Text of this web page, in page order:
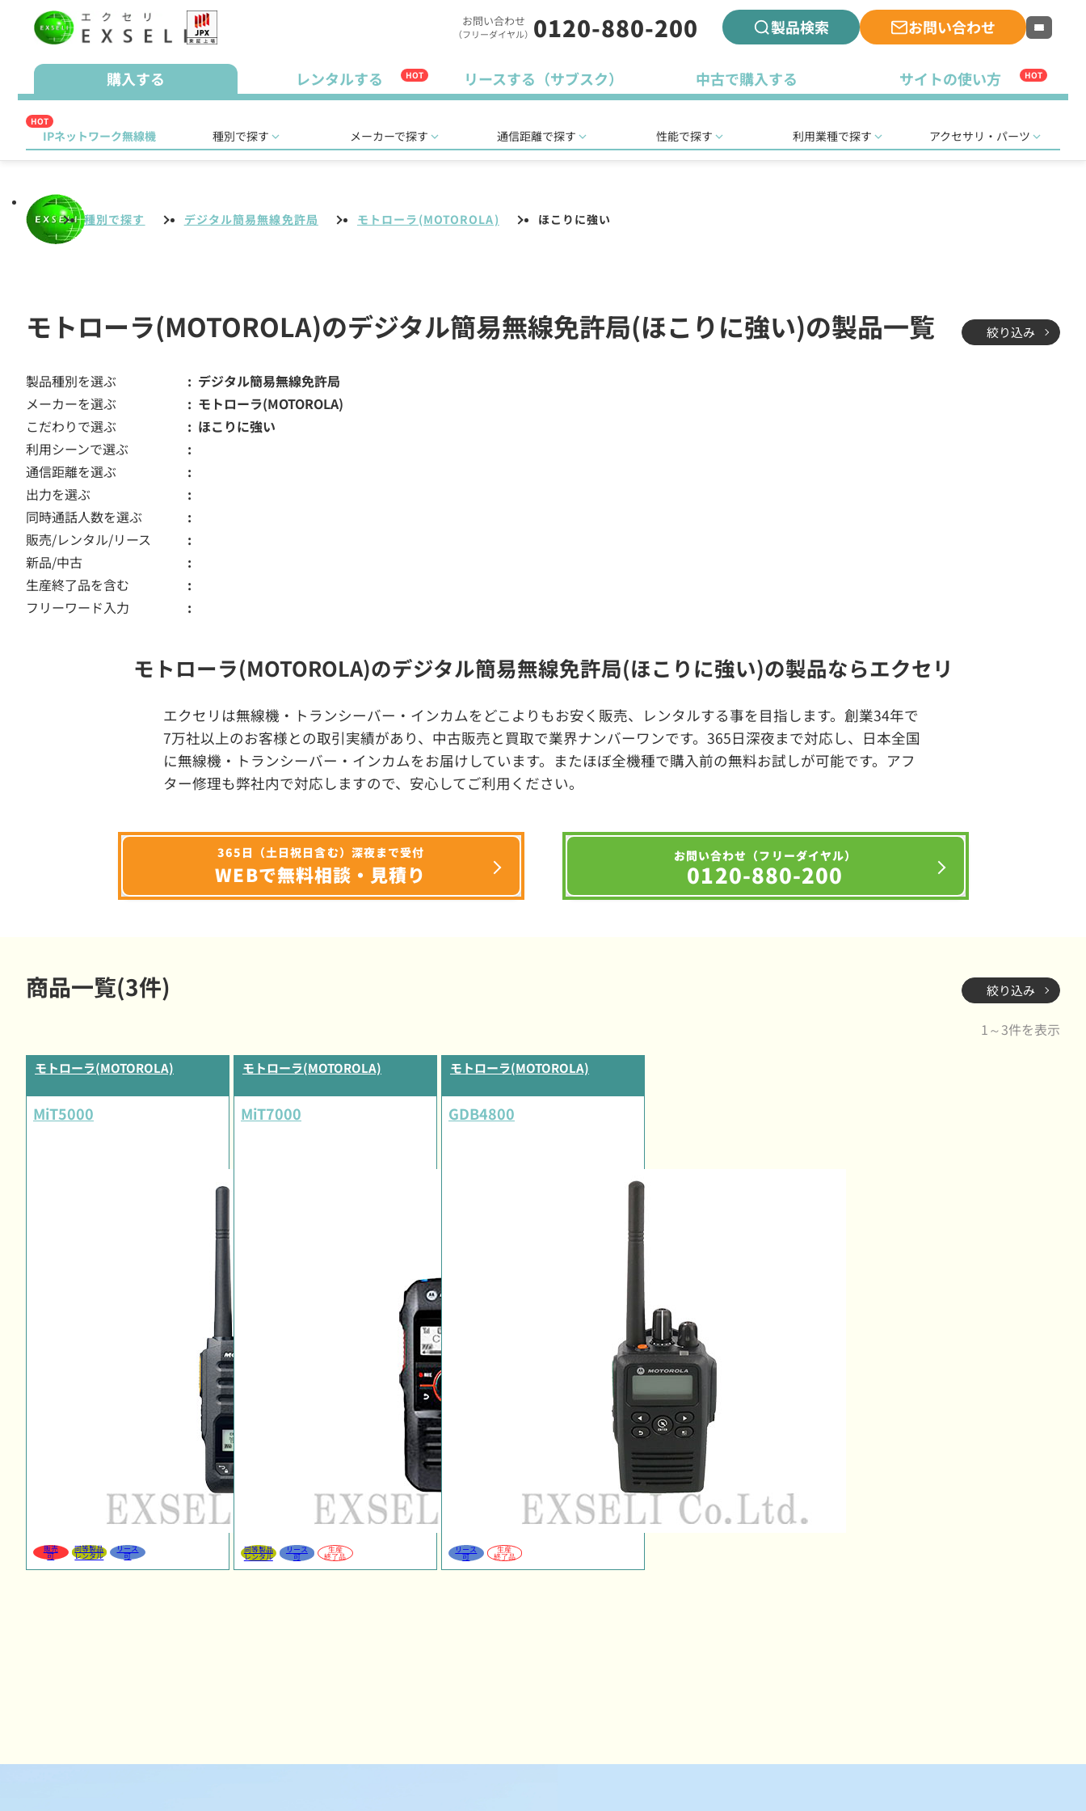
お問い合わせ
（フリーダイヤル） 0120-880-200 製品検索 お問い合わせ
購入する レンタルする HOT リースする（サブスク） 中古で購入する サイトの使い方 HOT
HOT
IPネットワーク無線機 種別で探す メーカーで探す 通信距離で探す 性能で探す 利用業種で探す アクセサリ・パーツ
種別で探す デジタル簡易無線免許局 モトローラ(MOTOROLA) ほこりに強い
モトローラ(MOTOROLA)のデジタル簡易無線免許局(ほこりに強い)の製品一覧 絞り込み
製品種別を選ぶ
デジタル簡易無線免許局
メーカーを選ぶ
モトローラ(MOTOROLA)
こだわりで選ぶ
ほこりに強い
利用シーンで選ぶ
通信距離を選ぶ
出力を選ぶ
同時通話人数を選ぶ
販売/レンタル/リース
新品/中古
生産終了品を含む
フリーワード入力
モトローラ(MOTOROLA)のデジタル簡易無線免許局(ほこりに強い)の製品ならエクセリ
エクセリは無線機・トランシーバー・インカムをどこよりもお安く販売、レンタルする事を目指します。創業34年で
7万社以上のお客様との取引実績があり、中古販売と買取で業界ナンバーワンです。365日深夜まで対応し、日本全国
に無線機・トランシーバー・インカムをお届けしています。またほぼ全機種で購入前の無料お試しが可能です。アフ
ター修理も弊社内で対応しますので、安心してご利用ください。
365日（土日祝日含む）深夜まで受付
WEBで無料相談・見積り
お問い合わせ（フリーダイヤル）
0120-880-200
商品一覧(3件) 絞り込み
1～3件を表示
モトローラ(MOTOROLA)
MiT5000
販売
可
同等製品
レンタル
リース
可
モトローラ(MOTOROLA)
MiT7000
同等製品
レンタル
リース
可
生産
終了品
モトローラ(MOTOROLA)
GDB4800
リース
可
生産
終了品